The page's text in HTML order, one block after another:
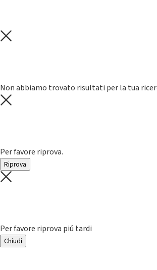
Non abbiamo trovato risultati per la tua
Per favore riprova.
Riprova
Per favore riprova piú tardi
Chiudi